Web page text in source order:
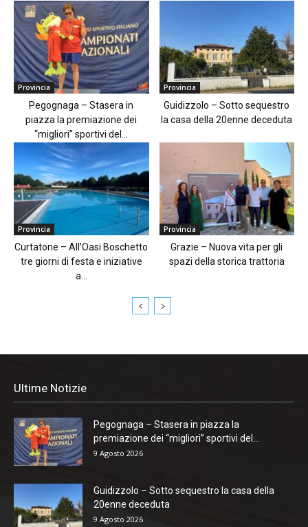
Provincia
Pegognaga – Stasera in
piazza la premiazione dei
“migliori” sportivi del...
Provincia
Guidizzolo – Sotto sequestro
la casa della 20enne deceduta
Provincia
Curtatone – All’Oasi Boschetto
tre giorni di festa e iniziative
a...
Provincia
Grazie – Nuova vita per gli
spazi della storica trattoria
Ultime Notizie
Pegognaga – Stasera in piazza la
premiazione dei “migliori” sportivi del...
9 Agosto 2026
Guidizzolo – Sotto sequestro la casa della
20enne deceduta
9 Agosto 2026